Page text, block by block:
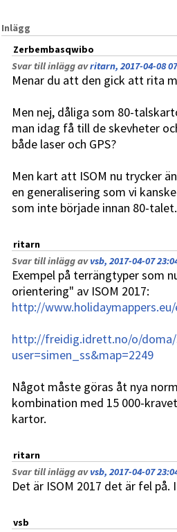
Inlägg
Zerbembasqwibo
Svar till inlägg avritarn, 2017-04-08
Menar du att den gick att rita
Men nej, dåliga som 80-
man idag få till de skevheter
både laser och GPS?
Men kart att ISOM nu trycker
en generalisering som vi
som inte började innan 80-talet.
ritarn
Svar till inlägg avvsb, 2017-04-07
Exempel på terrängtyper som
orientering" av ISOM 2017:
http://
http://freidig.idrett.no/o/doma/
user=simen_ss&map=2249
Något måste göras åt nya
kombination med 15 000-
kartor.
ritarn
Svar till inlägg avvsb, 2017-04-07
Det är ISOM 2017 det är fel på.
vsb